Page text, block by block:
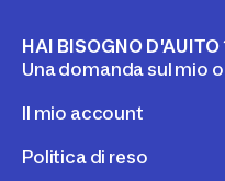
HAI BISOGNO D'AUITO
Una domanda sul mio
Il mio account
Politica di reso